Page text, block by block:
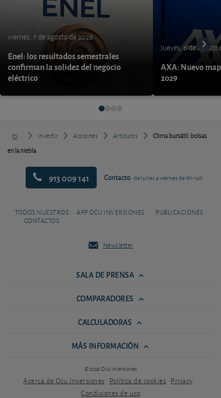
viernes, 7 de agosto de 2026
Enel: los resultados semestrales
confirman la solidez del negocio
eléctrico
jueves, 6 de agosto
AXA: Nuevo
2029
Invertir Acciones Artículos
Clima bursátil: bolsas
en la niebla
913 009 141 Contacto de lunes a viernes de 9h-14h
TODOS NUESTROS
CONTACTOS
APP OCU INVERSIONES PUBLICACIONES
Newsletter
SALA DE PRENSA
COMPARADORES
CALCULADORAS
MÁS INFORMACIÓN
© 2026 Ocu Inversiones
Acerca de Ocu Inversiones Política de cookies Privacy
Condiciones de uso